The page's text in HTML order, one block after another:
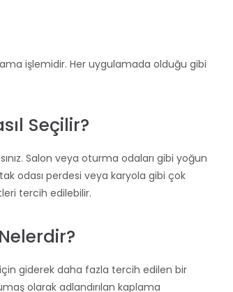
işlemidir. Her uygulamada olduğu gibi
Seçilir?
Salon veya oturma odaları gibi yoğun
odası perdesi veya karyola gibi çok
tercih edilebilir.
giderek daha fazla tercih edilen bir
olarak adlandırılan kaplama